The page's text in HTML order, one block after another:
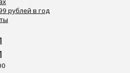
рублей в год